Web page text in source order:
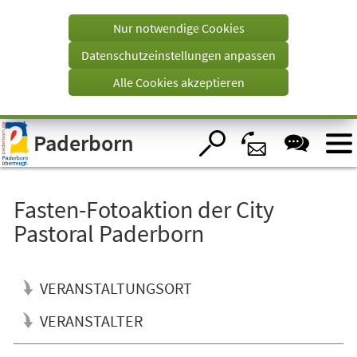
Visuelle
Assistenzsoftware
öffnen.
einem
Tab)
Nur notwendige Cookies
Datenschutzeinstellungen anpassen
Alle Cookies akzeptieren
Paderborn
Fasten-Fotoaktion der City
Pastoral Paderborn
VERANSTALTUNGSORT
VERANSTALTER